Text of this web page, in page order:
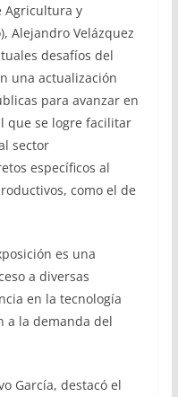
Agricultura y
Alejandro Velázquez
desafíos del
una actualización
para avanzar en
que se logre facilitar
sector
específicos al
como el de
es una
a diversas
en la tecnología
a la demanda del
García, destacó el